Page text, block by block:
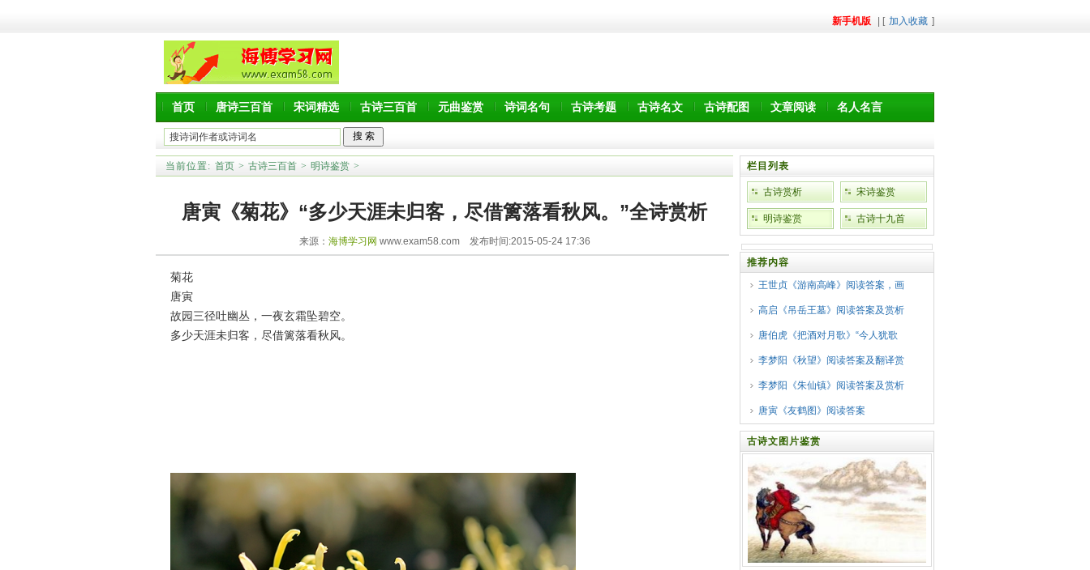
新手机版 | [ 加入收藏 ]
首页 唐诗三百首 宋词精选 古诗三百首 元曲鉴赏 诗词名句 古诗考题 古诗名文 古诗配图 文章阅读 名人名言
当前位置: 首页 > 古诗三百首 > 明诗鉴赏 >
唐寅《菊花》“多少天涯未归客，尽借篱落看秋风。”全诗赏析
来源： 海博学习网 www.exam58.com 发布时间:2015-05-24 17:36
菊花
唐寅
故园三径吐幽丛，一夜玄霜坠碧空。
多少天涯未归客，尽借篱落看秋风。
栏目列表
古诗赏析 宋诗鉴赏
明诗鉴赏 古诗十九首
推荐内容
王世贞《游南高峰》阅读答案，画
高启《吊岳王墓》阅读答案及赏析
唐伯虎《把酒对月歌》“今人犹歌
李梦阳《秋望》阅读答案及翻译赏
李梦阳《朱仙镇》阅读答案及赏析
唐寅《友鹤图》阅读答案
古诗文图片鉴赏